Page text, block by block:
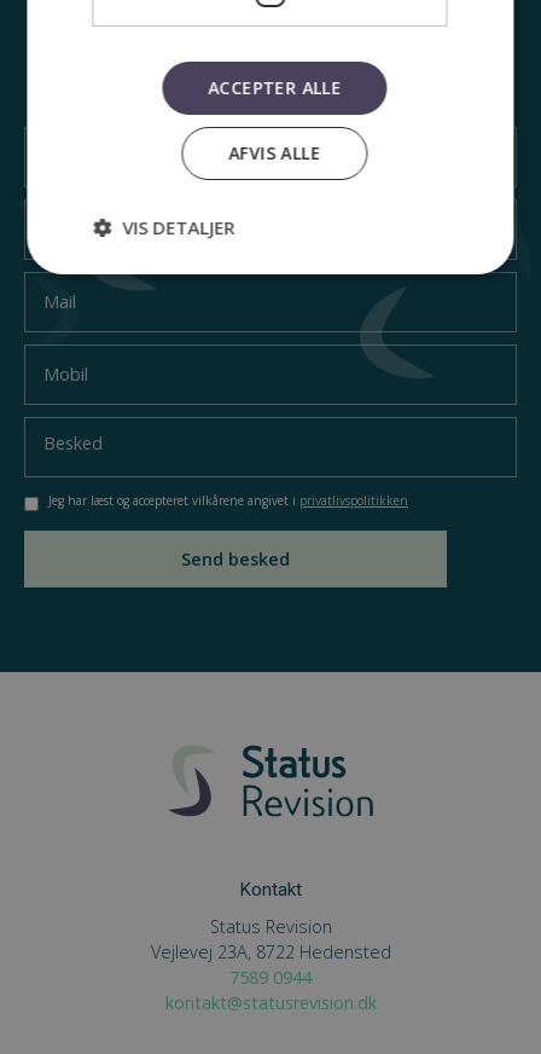
Har du brug for konkret rådgivning, er du velkommen til at
modtage din henvendelse, og vi vil svare dig inden for den
kommende arbejdsdag.
Jeg har læst og accepteret vilkårene angivet i privatlivspolitikken
Send besked
Kontakt
Status Revision
Vejlevej 23A, 8722 Hedensted
7589 0944
kontakt@statusrevision.dk
ACCEPTER ALLE
AFVIS ALLE
VIS DETALJER